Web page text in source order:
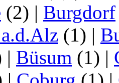
(2) | Burgdorf
(1) |
| Büsum (1) |